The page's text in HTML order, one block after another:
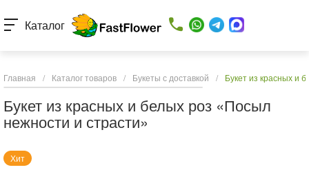
Каталог
Главная / Каталог товаров / Букеты с доставкой / Букет из красных и
Букет из красных и белых роз «Посыл
нежности и страсти»
Хит